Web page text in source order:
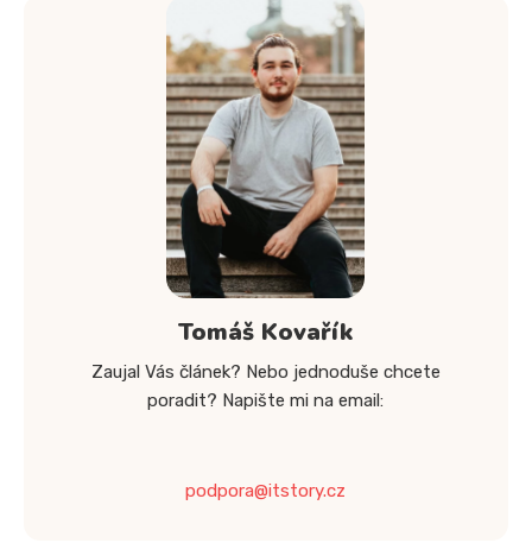
Tomáš Kovařík
Zaujal Vás článek? Nebo jednoduše chcete
poradit? Napište mi na email:
podpora@itstory.cz